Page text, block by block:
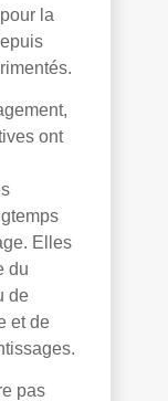
la
ont
Elles
du
de
et de
pas